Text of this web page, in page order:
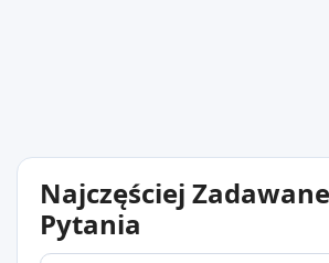
Najczęściej Zadawane
Pytania